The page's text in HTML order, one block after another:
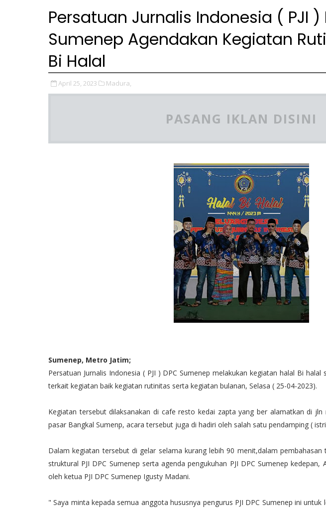
Persatuan Jurnalis Indonesia ( PJI )
Sumenep Agendakan Kegiatan
Bi Halal
April 25, 2023 Madura,
PASANG IKLAN DISINI
Sumenep, Metro Jatim;
Persatuan Jurnalis Indonesia ( PJI ) DPC Sumenep melakukan kegiatan halal Bi
terkait kegiatan baik kegiatan rutinitas serta kegiatan bulanan, Selasa ( 25-04-2023).
Kegiatan tersebut dilaksanakan di cafe resto kedai zapta yang ber alamatkan di
pasar Bangkal Sumenp, acara tersebut juga di hadiri oleh salah satu pendamping (
Dalam kegiatan tersebut di gelar selama kurang lebih 90 menit,dalam
struktural PJI DPC Sumenep serta agenda pengukuhan PJI DPC Sumenep
oleh ketua PJI DPC Sumenep Igusty Madani.
" Saya minta kepada semua anggota hususnya pengurus PJI DPC Sumenep ini